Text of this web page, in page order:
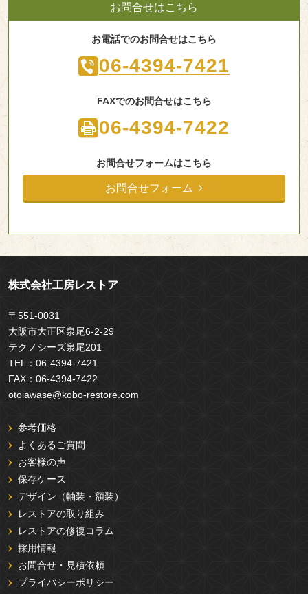
お問合せはこちら
お電話でのお問合せはこちら
06-4394-7421
FAXでのお問合せはこちら
06-4394-7422
お問合せフォームはこちら
お問合せフォーム
株式会社工房レストア
〒551-0031
大阪市大正区泉尾6-2-29
テクノシーズ泉尾201
TEL： 06-4394-7421
FAX： 06-4394-7422
otoiawase@kobo-restore.com
参考価格
よくあるご質問
お客様の声
保存ケース
デザイン（軸装・額装）
レストアの取り組み
レストアの修復コラム
採用情報
お問合せ・見積依頼
プライバシーポリシー